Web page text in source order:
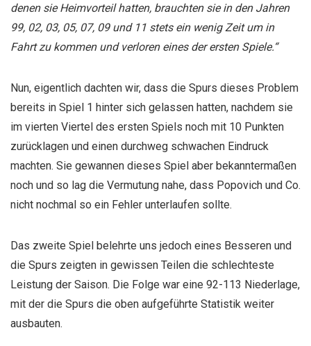
denen sie Heimvorteil hatten, brauchten sie in den Jahren
99, 02, 03, 05, 07, 09 und 11 stets ein wenig Zeit um in
Fahrt zu kommen und verloren eines der ersten Spiele.“
Nun, eigentlich dachten wir, dass die Spurs dieses Problem
bereits in Spiel 1 hinter sich gelassen hatten, nachdem sie
im vierten Viertel des ersten Spiels noch mit 10 Punkten
zurücklagen und einen durchweg schwachen Eindruck
machten. Sie gewannen dieses Spiel aber bekanntermaßen
noch und so lag die Vermutung nahe, dass Popovich und Co.
nicht nochmal so ein Fehler unterlaufen sollte.
Das zweite Spiel belehrte uns jedoch eines Besseren und
die Spurs zeigten in gewissen Teilen die schlechteste
Leistung der Saison. Die Folge war eine 92-113 Niederlage,
mit der die Spurs die oben aufgeführte Statistik weiter
ausbauten.